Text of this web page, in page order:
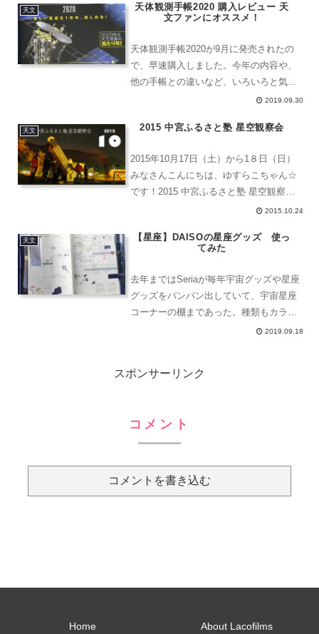
ンツの企画・運営に星空案内人資格認定
天文
天体観測手帳2020 購入レビュー 天
文ファンにオススメ！
天体観測手帳2020が9月に発売されたの
で、早速購入しました。今年の内容や、
他の手帳との違いなど、いろいろと気に
なる点をレビューします。天体観測手帳
2021年版はこちら、内容や造りはほぼ同
2019.09.30
天文 2015 中宮ふるさと塾 星空観察会
2015年10月17日（土）から1８日（日）
みなさんこんにちは、ゆすらこちゃん☆
です！2015 中宮ふるさと塾 星空観察会
（'15-10-17）中宮ふるさと塾が星空観察
ポイントで、星空を観察するポイン...
2015.10.24
天文
【星座】DAISOの星座グッズ 使っ
てみた
去年まではSeriaが毎年宇宙グッズや星座
グッズをバンバン出していて、宇宙星座
コーナーの棚まであった。種類もカラー
バリエーションもあり、全部買い揃える
題になって...
2019.09.18
スポンサーリンク
コメント
コメントを書き込む
Home About Lacofilms